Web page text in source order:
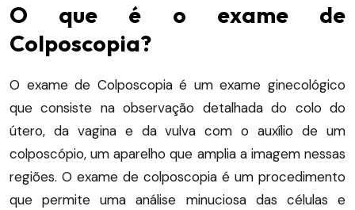
O que é o exame de
Colposcopia?
O exame de Colposcopia é um exame ginecológico
que consiste na observação detalhada do colo do
útero, da vagina e da vulva com o auxílio de um
colposcópio, um aparelho que amplia a imagem nessas
regiões. O exame de colposcopia é um procedimento
que permite uma análise minuciosa das células e